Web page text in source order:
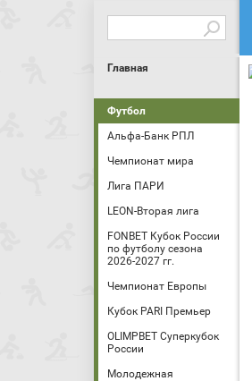
Главная
Футбол
Альфа-Банк РПЛ
Чемпионат мира
Лига ПАРИ
LEON-Вторая лига
FONBET Кубок России
по футболу сезона
2026-2027 гг.
Чемпионат Европы
Кубок PARI Премьер
OLIMPBET Суперкубок
России
Молодежная